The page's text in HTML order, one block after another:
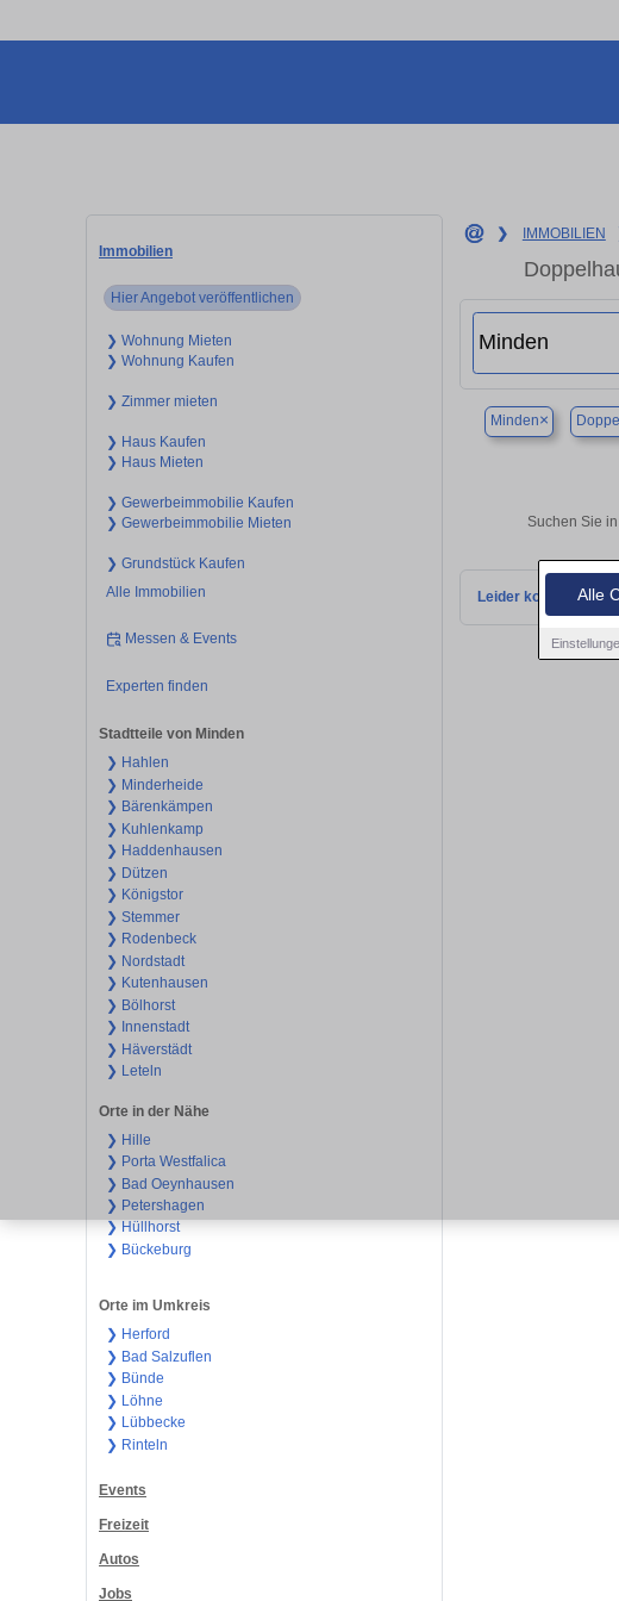
Alle
Immobilien
Hier Angebot veröffentlichen
❯ Wohnung Mieten
❯ Wohnung Kaufen
❯ Zimmer mieten
❯ Haus Kaufen
❯ Haus Mieten
❯ Gewerbeimmobilie Kaufen
❯ Gewerbeimmobilie Mieten
❯ Grundstück Kaufen
Alle Immobilien
Messen & Events
Experten finden
Stadtteile von Minden
❯ Hahlen
❯ Minderheide
❯ Bärenkämpen
❯ Kuhlenkamp
❯ Haddenhausen
❯ Dützen
❯ Königstor
❯ Stemmer
❯ Rodenbeck
❯ Nordstadt
❯ Kutenhausen
❯ Bölhorst
❯ Innenstadt
❯ Häverstädt
❯ Leteln
Orte in der Nähe
❯ Hille
❯ Porta Westfalica
❯ Bad Oeynhausen
❯ Petershagen
❯ Hüllhorst
❯ Bückeburg
Orte im Umkreis
❯ Herford
❯ Bad Salzuflen
❯ Bünde
❯ Löhne
❯ Lübbecke
❯ Rinteln
Events
Freizeit
Autos
Jobs
❯ IMMOBILIEN
Minden×
Suchen Sie
Leider konnten wir